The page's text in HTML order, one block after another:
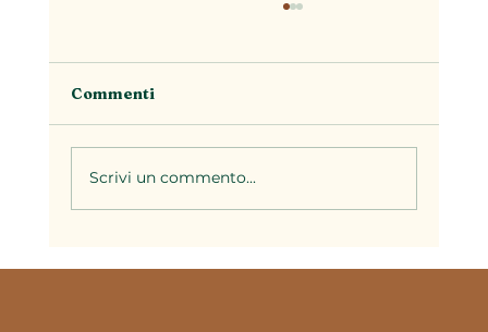
Commenti
Scrivi un commento...